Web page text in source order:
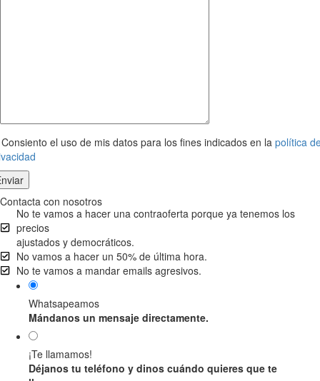
el uso de mis datos para los fines indicados en la política
Contacta con nosotros
No te vamos a hacer una contraoferta porque ya tenemos los
precios
ajustados y democráticos.
No vamos a hacer un 50% de última hora.
No te vamos a mandar emails agresivos.
Whatsapeamos
Mándanos un mensaje directamente.
¡Te llamamos!
Déjanos tu teléfono y dinos cuándo quieres que te